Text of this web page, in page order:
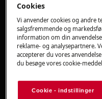
1. Rengør sæbeskuffen
Den mest
vaskemiddel og
Tag
Skyl den i
Rengør alle
Cookies
Vi anvender cookies og andre
salgsfremmende og
information om din
reklame- og analysepartnere.
accepterer du vores
du besøge vores cookie-
Cookie - indstillinger